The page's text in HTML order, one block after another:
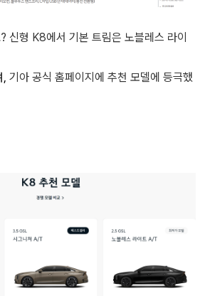
신형 K8에서 기본 트림은 노블레스 라이
, 기아 공식 홈페이지에 추천 모델에 등극했